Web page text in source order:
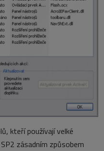
kteří používají velké
zásadním způsobem